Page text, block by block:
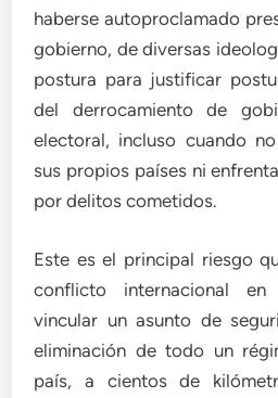
haberse autoproclamado
gobierno, de diversas
postura para justificar
del derrocamiento de
electoral, incluso cuando
sus propios países ni
por delitos cometidos.
Este es el principal riesgo
conflicto internacional
vincular un asunto de
eliminación de todo un
país, a cientos de